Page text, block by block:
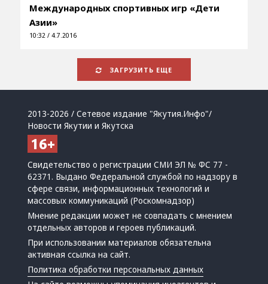
Международных спортивных игр «Дети
Азии»
10:32 / 4.7.2016
ЗАГРУЗИТЬ ЕЩЕ
2013-2026 / Сетевое издание "Якутия.Инфо"/
Новости Якутии и Якутска
Свидетельство о регистрации СМИ ЭЛ № ФС 77 -
62371. Выдано Федеральной службой по надзору в
сфере связи, информационных технологий и
массовых коммуникаций (Роскомнадзор)
Мнение редакции может не совпадать с мнением
отдельных авторов и героев публикаций.
При использовании материалов обязательна
активная ссылка на сайт.
Политика обработки персональных данных